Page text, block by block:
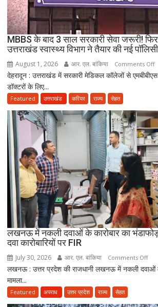
का
दावा;
CWC
ने
जारी
किया
नोटिस
MBBS के बाद 3 साल सरकारी सेवा जरूरी!
उत्तराखंड स्वास्थ्य विभाग ने तैयार की नई पॉलिसी
August 1, 2026 आर. एल. बांकिया Comments Offon
ही
देहरादून : उत्तराखंड में सरकारी मेडिकल कॉलेजों से
डॉक्टरों के लिए...
Featured उत्तराखंड करियर राज्य सेहत
लखनऊ में नकली दवाओं के कारोबार का
दवा कारोबारियों पर FIR
July 30, 2026 आर. एल. बांकिया Comments Offon
लखनऊ : उत्तर प्रदेश की राजधानी लखनऊ में नकली दवाओं
मामला...
Featured अपराध उत्तर प्रदेश राज्य सेहत